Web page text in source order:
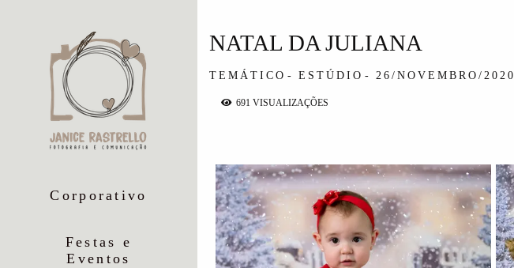
Corporativo
Festas e
Eventos
TEMÁTICO ESTÚDIO 26/NOVEMBRO/2020
NATAL DA JULIANA
691 VISUALIZAÇÕES